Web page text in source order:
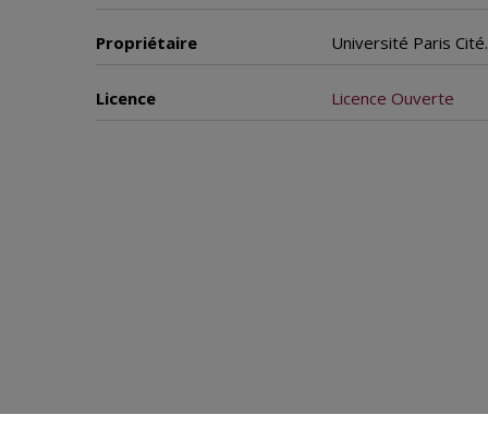
Propriétaire Université Paris
Licence Licence Ouverte